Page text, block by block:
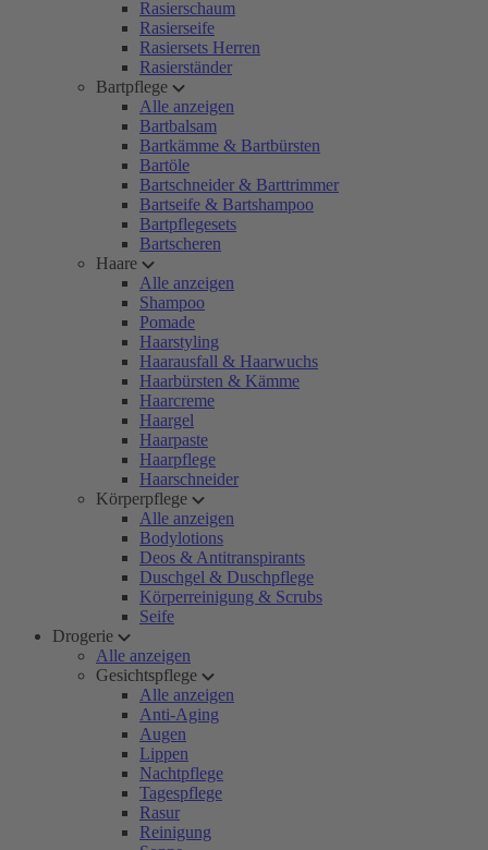
Rasierschaum
Rasierseife
Rasiersets Herren
Rasierständer
Bartpflege
Alle anzeigen
Bartbalsam
Bartkämme & Bartbürsten
Bartöle
Bartschneider & Barttrimmer
Bartseife & Bartshampoo
Bartpflegesets
Bartscheren
Haare
Alle anzeigen
Shampoo
Pomade
Haarstyling
Haarausfall & Haarwuchs
Haarbürsten & Kämme
Haarcreme
Haargel
Haarpaste
Haarpflege
Haarschneider
Körperpflege
Alle anzeigen
Bodylotions
Deos & Antitranspirants
Duschgel & Duschpflege
Körperreinigung & Scrubs
Seife
Drogerie
Alle anzeigen
Gesichtspflege
Alle anzeigen
Anti-Aging
Augen
Lippen
Nachtpflege
Tagespflege
Rasur
Reinigung